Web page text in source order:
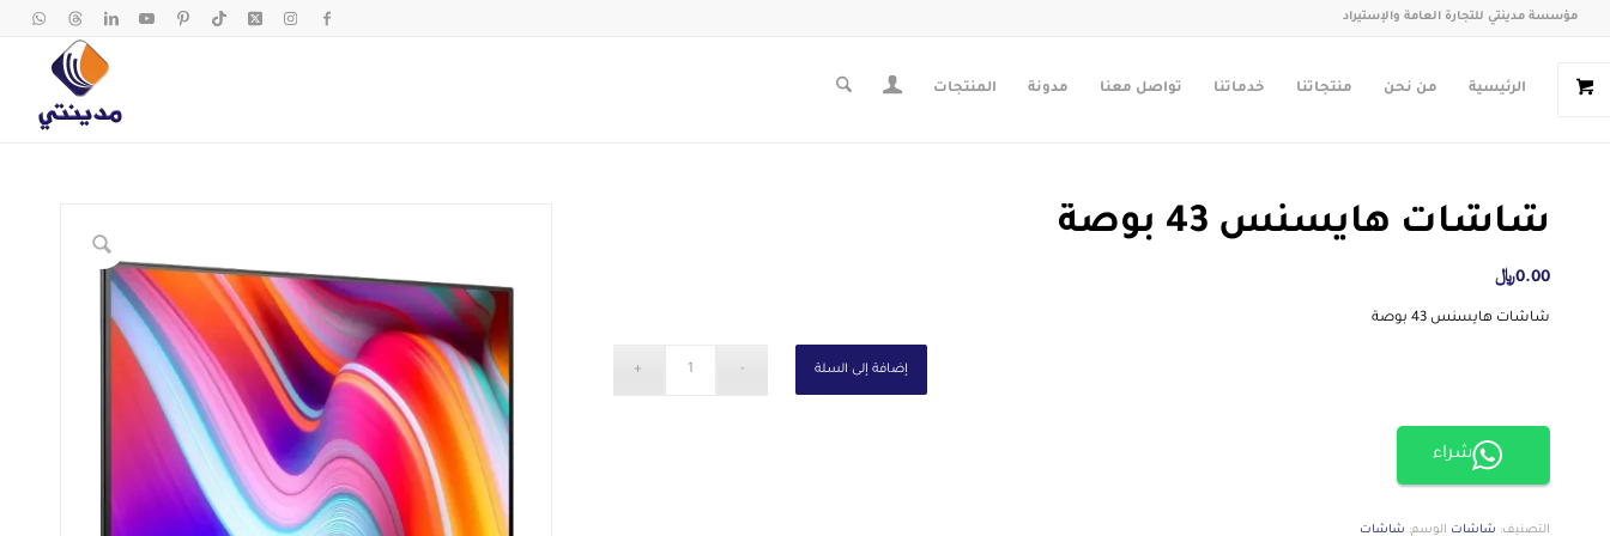
مؤسسة مدينتي للتجارة العامة والإستيراد
الرئيسية من نحن منتجاتنا خدماتنا تواصل معنا مدونة المنتجات
شاشات هايسنس 43 بوصة
0.00﷼
شاشات هايسنس 43 بوصة
إضافة إلى السلة
شراء
التصنيف: شاشات الوسم: شاشات